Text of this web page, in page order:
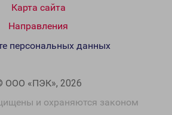
Карта сайта
Направления
ООО «ПЭК», 2026
и охраняются законом
персональных данных